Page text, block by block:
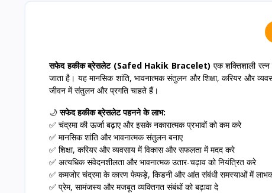
सफेद हकीक ब्रेसलेट (Safed Hakik Bracelet) एक शक्तिशाली
जाता है। यह मानसिक शांति, भावनात्मक संतुलन और शिक्षा, करियर और
जीवन में संतुलन और प्रगति चाहते हैं।
🌙सफेद हकीक ब्रेसलेट पहनने के लाभ:
✅ चंद्रमा की ऊर्जा बढ़ाए और इसके नकारात्मक प्रभावों को कम करे
✅ मानसिक शांति और भावनात्मक संतुलन बनाए
✅ शिक्षा, करियर और व्यवसाय में विकास और सफलता में मदद करे
✅ अत्यधिक संवेदनशीलता और भावनात्मक उतार-चढ़ाव को नियंत्रित करे
✅ कमजोर चंद्रमा के कारण फेफड़े, किडनी और आंत संबंधी समस्याओं में
✅ प्रेम, सामंजस्य और मजबूत व्यक्तिगत संबंधों को बढ़ावा दे